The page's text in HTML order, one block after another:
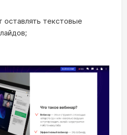
оставлять текстовые